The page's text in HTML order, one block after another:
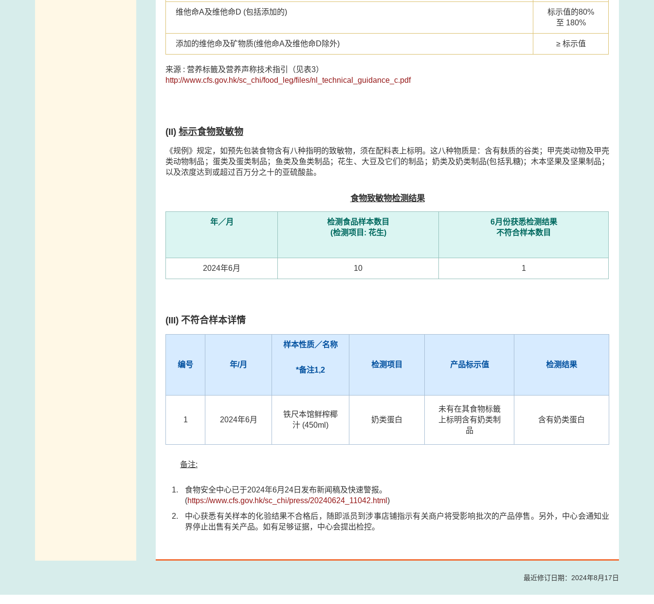
维他命A及维他命D (包括添加的)
标示值的80%
至 180%
添加的维他命及矿物质(维他命A及维他命D除外) ≥ 标示值
来源 : 营养标籤及营养声称技术指引（见表3）
http://www.cfs.gov.hk/sc_chi/food_leg/files/nl_technical_guidance_c.pdf
(II) 标示食物致敏物
《规例》规定，如预先包装食物含有八种指明的致敏物，须在配料表上标明。这八种物质是：含有麸质的谷类；甲壳类动物及甲壳
类动物制品；蛋类及蛋类制品；鱼类及鱼类制品；花生、大豆及它们的制品；奶类及奶类制品(包括乳糖)；木本坚果及坚果制品；
以及浓度达到或超过百万分之十的亚硫酸盐。
食物致敏物检测结果
年／月
检测食品样本数目
(检测项目: 花生)
6月份获悉检测结果
不符合样本数目
2024年6月 10 1
(III) 不符合样本详情
编号 年/月
样本性质／名称
*备注1,2
检测项目 产品标示值 检测结果
1 2024年6月
铁尺本馆鲜榨椰
汁 (450ml)
奶类蛋白
未有在其食物标籤
上标明含有奶类制
品
含有奶类蛋白
备注:
食物安全中心已于2024年6月24日发布新闻稿及快速警报。
(https://www.cfs.gov.hk/sc_chi/press/20240624_11042.html )
中心获悉有关样本的化验结果不合格后，随即派员到涉事店铺指示有关商户将受影响批次的产品停售。另外，中心会通知业
界停止出售有关产品。如有足够证据，中心会提出检控。
最近修订日期：2024年8月17日